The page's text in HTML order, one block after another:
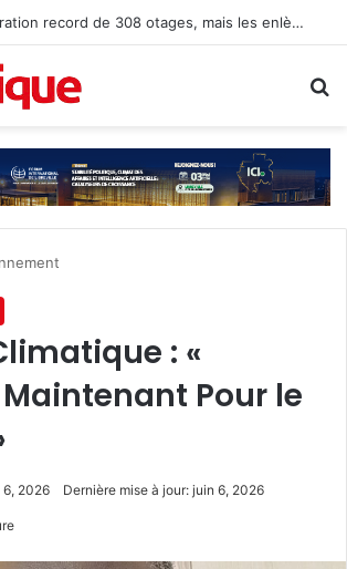
Nigéria : Libération record de 308 otages, mais les enlèvements perdurent
: «
Pour le
6, 2026 Dernière mise à jour: juin 6, 2026